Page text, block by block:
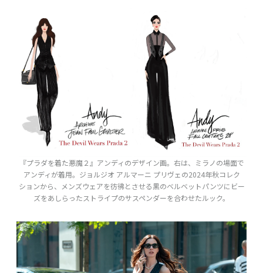
『プラダを着た悪魔２』アンディのデザイン画。右は、ミラノの場面で
アンディが着用。ジョルジオ アルマーニ プリヴェの2024年秋コレク
ションから、メンズウェアを彷彿とさせる黒のベルベットパンツにビー
ズをあしらったストライプのサスペンダーを合わせたルック。